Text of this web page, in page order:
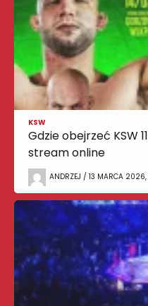
KSW
Gdzie obejrzeć KSW
stream online
ANDRZEJ / 13 MARCA